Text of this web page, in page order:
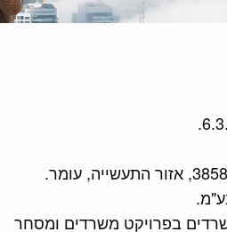
בפרויקט משרדים ומסחר